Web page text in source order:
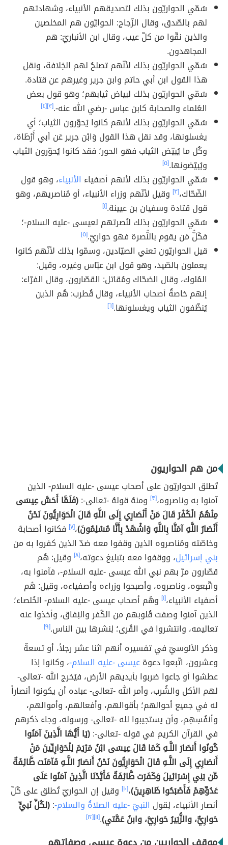
سُمّي الحواريّون بذلك لتصديقهم الأنبياء، وشهادتهم
لهم بالصّدق، وقال الزّجاج: الحوايّون هم المخلصين
والذين نقّوا من كلّ عيب، وقال ابن الأنباريّ: هم
المجاهدون.
سُمّي الحواريّون بذلك لأنّهم تصلحُ لهم الخِلافة، ونقل
هذا القول ابن أبي حاتم وابن جرير وغيرهم عن قتادة.
سُمّي الحواريّون بذلك لبياض ثيابهم؛ وهو قول بعض
العُلماء والصحابة كابن عباس -رضي الله عنه-.[٣] [٤]
سُمّي الحواريّون بذلك لأنهم كانوا يُحوّرون الثياب؛ أي
يغسلونها، وقد نقل هذا القول وَابْن جرير عَن أبي أَرْطَاة،
وكُل ما يُبيّض الثياب فهو الحور؛ فقد كانوا يُحوّرون الثياب
ويُبيّضونها.[٥]
سُمّي الحواريّون بذلك لأنهم أصفياء الأنبياء، وهو قول
الضّحّاك،[٣] وقيل لأنّهم وزراء الأنبياء، أو مُناصريهم، وهو
قول قتادة وسفيان بن عيينة.[١]
سُمّي الحواريّون بذلك لنُصرتهم لعيسى -عليه السلام-؛
فكُلُّ مَن يقوم بالنُّصرة فهو حواريّ.[٥]
قيل الحواريّون تعني الصيّادين، وسمّوا بذلك لأنّهم كانوا
يعملون بالصّيد، وهو قول ابن عبّاس وغيره، وقيل:
المُلوك، وقال الضحّاك ومُقاتل: القصّارون، وقال الفرّاء:
إنهم خاصةُ أصحاب الأنبياء، وقال قُطرب: هُم الذين
يُنظّفون الثياب ويغسلونها.[٦]
من هم الحواريون
تُطلق الحواريّون على أصحاب عيسى -عليه السلام- الذين
آمنوا به وناصروه،[٣] ومنهُ قولهُ -تعالى-:(فَلَمَّا أَحَسَّ عِيسَى
مِنْهُمُ الْكُفْرَ قَالَ مَنْ أَنْصَارِي إِلَى اللَّهِ قَالَ الْحَوَارِيُّونَ نَحْنُ
أَنْصَارُ اللَّهِ آمَنَّا بِاللَّهِ وَاشْهَدْ بِأَنَّا مُسْلِمُونَ)،[٧]
فكانوا أصحابهُ
وخاصّته ومُناصروه الذين وقفوا معه ضدّ الذين كفروا به من
بني إسرائيل، ووقفوا معه بتبليغ دعوته،[٨]
وقيل: هُم
قصّارون مرّ بهم نبي الله عيسى -عليه السلام-، فآمنوا به،
واتّبعوه، وناصروه، وأصبحوا وزراءه وأصفياءه، وقيل: هُم
أصفياء الأنبياء،[١] وهُم أصحاب عيسى -عليه السلام- الخُلصاء؛
الذين آمنوا وصفت قُلوبهم من الكُفر والنِفاق، وأخذوا عنه
تعاليمه، وانتشروا في القُرى؛ لِنشرها بين الناس.[٩]
وذكر الألوسيّ في تفسيره أنهم اثنا عشر رجلاً، أو تسعةٌ
وعشرون، اتّبعوا دعوةعيسى -عليه السلام-، وكانوا إذا
عطشوا أو جاعوا ضربوا بأيديهم الأرض، فيُخرج الله -تعالى-
لهم الأكل والشُرب، وأمر الله -تعالى- عباده أن يكونوا أنصاراً
له في جميع أحوالهم؛ بأقوالهم، وأفعالهم، وأموالهم،
وأنفُسِهِم، وأن يستجيبوا لله -تعالى- ورسوله، وجاء ذكرهم
في القرآن الكريم في قوله -تعالى-:(يَا أَيُّهَا الَّذِينَ آمَنُوا
كُونُوا أَنصَارَ اللَّـهِ كَمَا قَالَ عِيسَى ابْنُ مَرْيَمَ لِلْحَوَارِيِّينَ مَنْ
أَنصَارِي إِلَى اللَّـهِ قَالَ الْحَوَارِيُّونَ نَحْنُ أَنصَارُ اللَّـهِ فَآمَنَت طَّائِفَةٌ
مِّن بَنِي إِسْرَائِيلَ وَكَفَرَت طَّائِفَةٌ فَأَيَّدْنَا الَّذِينَ آمَنُوا عَلَى
عَدُوِّهِمْ فَأَصْبَحُوا ظَاهِرِينَ)،[١٠]
وقيل إن الحواريّ تُطلق على كُلّ
أنصار الأنبياء، لِقول النبيّ -عليه الصلاةُ والسلام-:(لكُلِّ نَبيٍّ
حَوارِيٌّ، والزُّبَيرُ حَوارِيَّ، وابنُ عَمَّتي).[١١] [١٢]